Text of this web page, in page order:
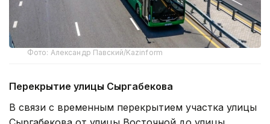
Фото: Александр Павский/Kazinform
Перекрытие улицы Сыргабекова
В связи с временным перекрытием участка улицы